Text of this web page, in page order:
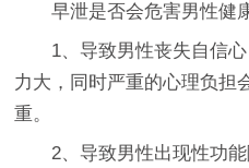
早泄是否会危害男性健
1、导致男性丧失自信
力大，同时严重的心理负担
重。
2、导致男性出现性功